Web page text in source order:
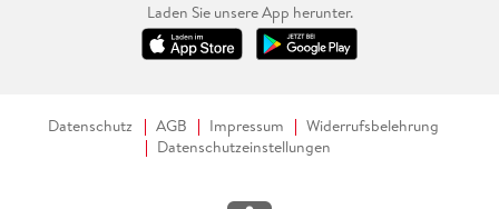
Laden Sie unsere App herunter.
Datenschutz AGB Impressum
Widerrufsbelehrung
Datenschutzeinstellungen